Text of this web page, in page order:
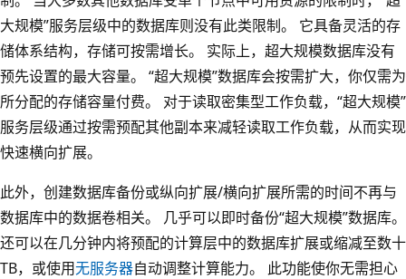
大规模”服务层级中的数据库则没有此类限制。 它具备灵活的存
储体系结构，存储可按需增长。 实际上，超大规模数据库没有
预先设置的最大容量。 “超大规模”数据库会按需扩大，你仅需为
所分配的存储容量付费。 对于读取密集型工作负载，“超大规模”
服务层级通过按需预配其他副本来减轻读取工作负载，从而实现
快速横向扩展。
此外，创建数据库备份或纵向扩展/横向扩展所需的时间不再与
数据库中的数据卷相关。 几乎可以即时备份“超大规模”数据库。
还可以在几分钟内将预配的计算层中的数据库扩展或缩减至数十
TB，或使用无服务器自动调整计算能力。 此功能使你无需担心